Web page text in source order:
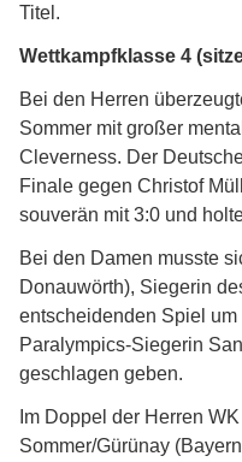
Titel.
Wettkampfklasse 4
Bei den Herren
Sommer mit großer
Cleverness. Der
Finale gegen Christof
souverän mit 3:0 und
Bei den Damen musste
Donauwörth), Siegerin
entscheidenden Spiel
Paralympics-Siegerin
geschlagen geben.
Im Doppel der Herren
Sommer/Gürünay